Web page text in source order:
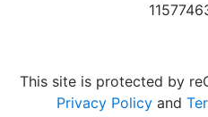
This site is protected by
Privacy Policyand